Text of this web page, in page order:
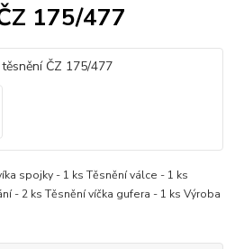
175/477
spojky - 1 ks Těsnění válce - 1 ks
- 2 ks Těsnění víčka gufera - 1 ks Výroba